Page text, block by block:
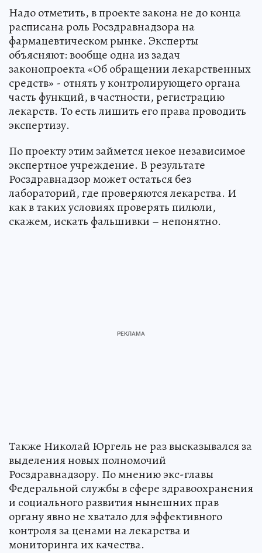
Надо отметить, в проекте закона не до конца
расписана роль Росздравнадзора на
фармацевтическом рынке. Эксперты
объясняют: вообще одна из задач
законопроекта «Об обращении лекарственных
средств» - отнять у контролирующего органа
часть функций, в частности, регистрацию
лекарств. То есть лишить его права проводить
экспертизу.
По проекту этим займется некое независимое
экспертное учреждение. В результате
Росздравнадзор может остаться без
лабораторий, где проверяются лекарства. И
как в таких условиях проверять пилюли,
скажем, искать фальшивки – непонятно.
Также Николай Юргель не раз высказывался за
выделения новых полномочий
Росздравнадзору. По мнению экс-главы
Федеральной службы в сфере здравоохранения
и социального развития нынешних прав
органу явно не хватало для эффективного
контроля за ценами на лекарства и
мониторинга их качества.